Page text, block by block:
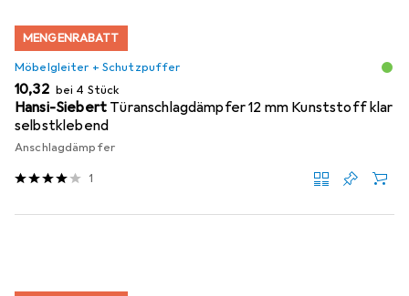
MENGENRABATT
Möbelgleiter + Schutzpuffer
EUR
10,32 bei 4 Stück
Hansi-Siebert Türanschlagdämpfer 12 mm Kunststoff klar
selbstklebend
Anschlagdämpfer
1